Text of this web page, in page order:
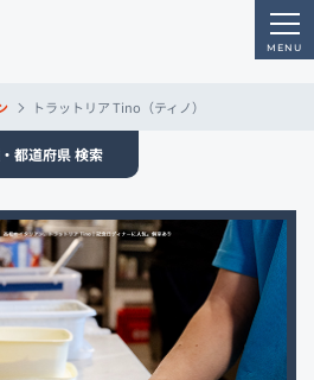
トラットリア Tino（ティノ）
都道府県 検索